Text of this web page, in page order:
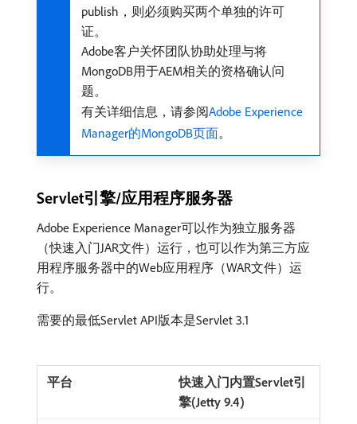
publish，则必须购买两个单独的许可
证。
Adobe客户关怀团队协助处理与将
MongoDB用于AEM相关的资格确认问
题。
有关详细信息，请参阅Adobe Experience
Manager的MongoDB页面。
Servlet引擎/应用程序服务器
Adobe Experience Manager可以作为独立服务器
（快速入门JAR文件）运行，也可以作为第三方应
用程序服务器中的Web应用程序（WAR文件）运
行。
需要的最低Servlet API版本是Servlet 3.1
快速入门内置Servlet引
擎(Jetty 9.4)